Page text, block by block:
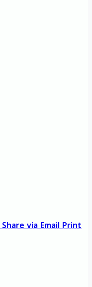
Share via EmailPrint